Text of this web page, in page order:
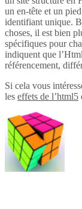
un en-tête et un
identifiant unique.
choses, il est bien
spécifiques pour
indiquent que
référencement,
Si cela vous
les effets de l’html5